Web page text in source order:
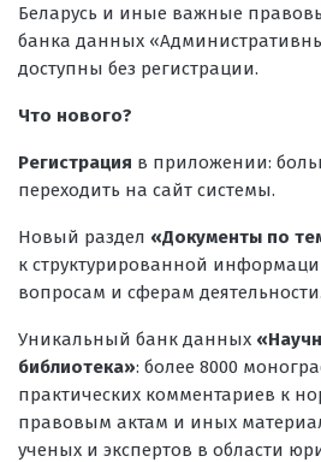
Беларусь и иные важные
банка данных
доступны без регистрации.
Что нового?
Регистрация в приложении:
переходить на сайт системы.
Новый раздел «Документы по
к структурированной
вопросам и сферам деятельности.
Уникальный банк данных
библиотека»: более 8000
практических комментариев к
правовым актам и иных
ученых и экспертов в области